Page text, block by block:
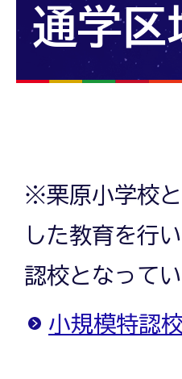
通学区
※栗原小学校
した教育を行
認校となってい
小規模特認